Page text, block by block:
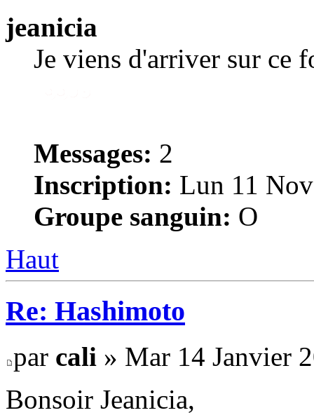
jeanicia
Je viens d'arriver sur ce
Messages: 2
Inscription: Lun 11
Groupe sanguin: O
Haut
Re: Hashimoto
par cali » Mar 14 Janvier
Bonsoir Jeanicia,